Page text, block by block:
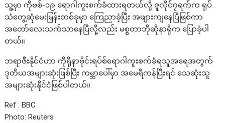
သူ့မှာ ကိုဗစ်-၁၉ ရောဂါကူးစက်ခံထားရတယ်လို့ ဇူလိုင်၇ရက်က ရုပ်
သံတွေ့ဆုံမေးမြန်းတစ်ခုမှာ ကြေညာခဲ့ပြီး အဖျားကျနေပြီဖြစ်ကာ
အတော်လေးသက်သာနေပြီလို့လည်း မစ္စတာဘိုဆိုနာရိုက ပြောခဲ့ပါ
တယ်။
ဘရာဇီးနိုင်ငံဟာ ကိုရိုနာဗိုင်းရပ်စ်ရောဂါကူးစက်ခံရသူအရေအတွက်
ဒုတိယအများဆုံးဖြစ်ပြီး ကမ္ဘာပေါ်မှာ အမေရိကန်ပြီးရင် သေဆုံးသူ
အများဆုံးနိုင်ငံဖြစ်ပါတယ်။
Ref : BBC
Photo: Reuters